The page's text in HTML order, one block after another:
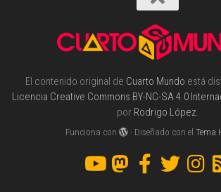
El contenido original de Cuarto Mundo está
Licencia Creative Commons BY-NC-SA 4.0
por Rodrigo López.
Funciona con - Diseñado con elTema